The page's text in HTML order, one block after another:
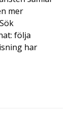
mer
följa
har